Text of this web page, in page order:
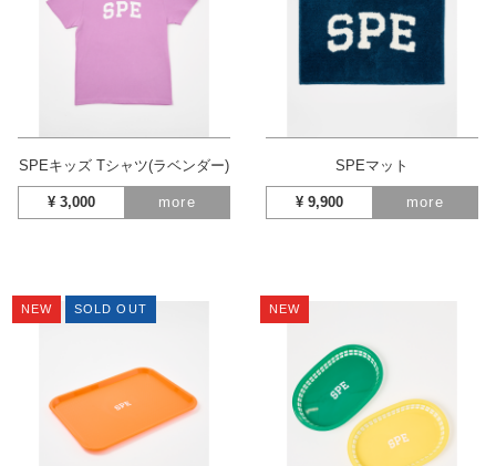
SPEキッズ Tシャツ(ラベンダー)
¥ 3,000 more
SPEマット
¥ 9,900 more
NEW SOLD OUT NEW